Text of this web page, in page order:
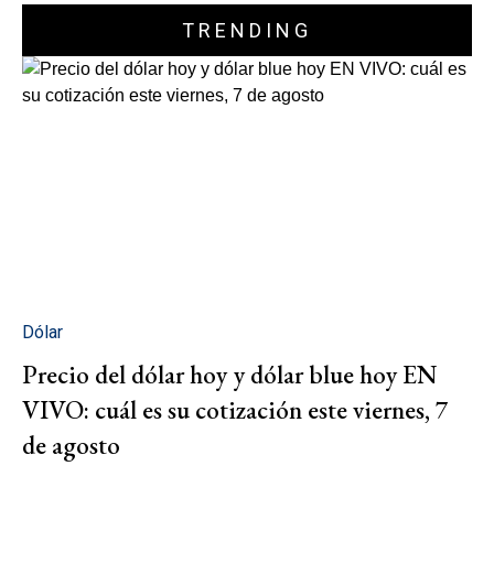
TRENDING
Dólar
Precio del dólar hoy y dólar blue hoy EN
VIVO: cuál es su cotización este viernes, 7
de agosto